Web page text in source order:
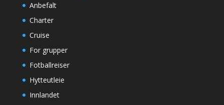
Anbefalt
Charter
Cruise
For grupper
Fotballreiser
Hytteutleie
Innlandet